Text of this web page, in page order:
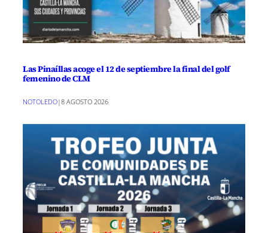
Las Pinaíllas acoge el 12 de septiembre la final del golf
femenino de CLM
NOTOLEDO|8 AGOSTO 2026